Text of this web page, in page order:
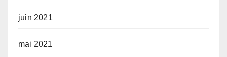
juin 2021
mai 2021